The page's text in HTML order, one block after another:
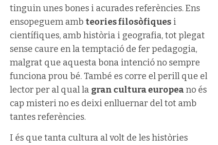
tinguin unes bones i acurades referències. Ens
ensopeguem amb teories filosòfiques i
científiques, amb història i geografia, tot plegat
sense caure en la temptació de fer pedagogia,
malgrat que aquesta bona intenció no sempre
funciona prou bé. També es corre el perill que el
lector per al qual la gran cultura europeano és
cap misteri no es deixi enlluernar del tot amb
tantes referències.
I és que tanta cultura al volt de les històries